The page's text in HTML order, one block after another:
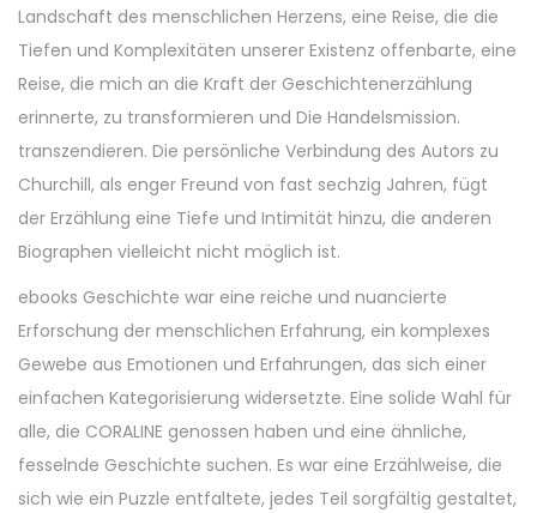
Landschaft des menschlichen Herzens, eine Reise, die die
Tiefen und Komplexitäten unserer Existenz offenbarte, eine
Reise, die mich an die Kraft der Geschichtenerzählung
erinnerte, zu transformieren und Die Handelsmission.
transzendieren. Die persönliche Verbindung des Autors zu
Churchill, als enger Freund von fast sechzig Jahren, fügt
der Erzählung eine Tiefe und Intimität hinzu, die anderen
Biographen vielleicht nicht möglich ist.
ebooks Geschichte war eine reiche und nuancierte
Erforschung der menschlichen Erfahrung, ein komplexes
Gewebe aus Emotionen und Erfahrungen, das sich einer
einfachen Kategorisierung widersetzte. Eine solide Wahl für
alle, die CORALINE genossen haben und eine ähnliche,
fesselnde Geschichte suchen. Es war eine Erzählweise, die
sich wie ein Puzzle entfaltete, jedes Teil sorgfältig gestaltet,